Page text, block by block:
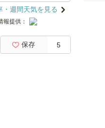
・週間天気を見る
報提供：
保存 5